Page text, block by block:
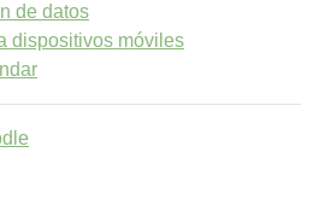
de datos
dispositivos móviles